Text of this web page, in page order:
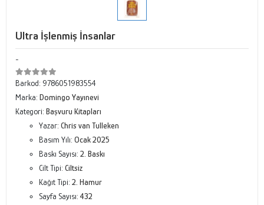
Ultra İşlenmiş İnsanlar
-
Barkod: 9786051983554
Marka: Domingo Yayınevi
Kategori: Başvuru Kitapları
Yazar: Chris van Tulleken
Basım Yılı: Ocak 2025
Baskı Sayısı: 2. Baskı
Cilt Tipi: Ciltsiz
Kağıt Tipi: 2. Hamur
Sayfa Sayısı:432